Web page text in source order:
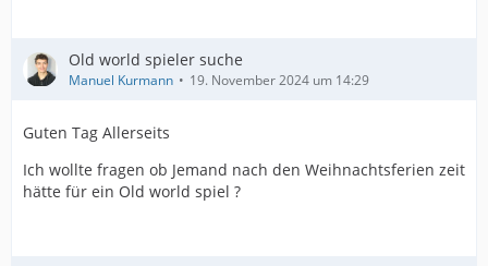
Old world spieler suche
Manuel Kurmann 19. November 2024 um 14:29
Guten Tag Allerseits
Ich wollte fragen ob Jemand nach den Weihnachtsferien zeit
hätte für ein Old world spiel ?